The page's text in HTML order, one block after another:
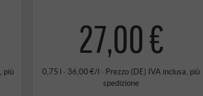
, più
27,00 €
0,75 l · 36,00 €/l · Prezzo (DE) IVA inclusa , più
spedizione